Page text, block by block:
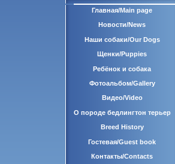
Главная/Main page
Новости/News
Наши собаки/Our Dogs
Щенки/Puppies
Ребёнок и собака
Фотоальбом/Gallery
Видео/Video
О породе бедлингтон терьер
Breed History
Гостевая/Guest book
Контакты/Contacts